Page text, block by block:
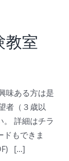
空
手
権
大
場、
及
教室
味ある方は是
者（３歳以
。 詳細はチラ
もできま
[...]